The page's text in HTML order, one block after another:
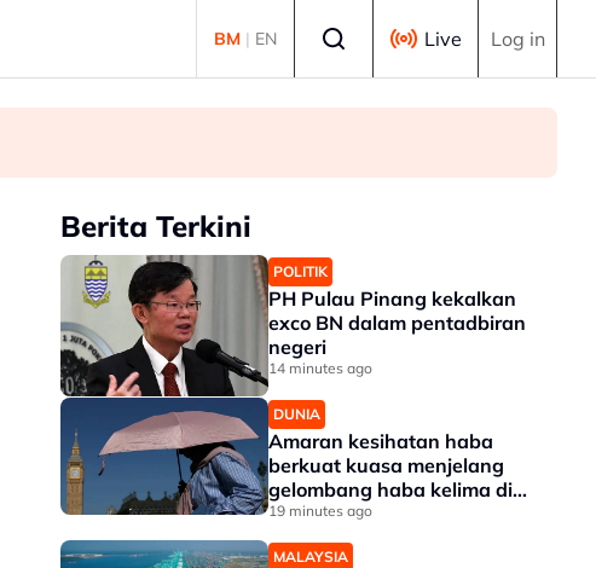
BM | EN Live Log in
Berita Terkini
POLITIK
PH Pulau Pinang kekalkan
exco BN dalam pentadbiran
negeri
14 minutes ago
DUNIA
Amaran kesihatan haba
berkuat kuasa menjelang
gelombang haba kelima di
UK
19 minutes ago
MALAYSIA